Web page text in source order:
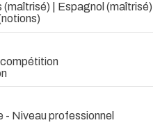
| Espagnol (maîtrisé)
Niveau professionnel